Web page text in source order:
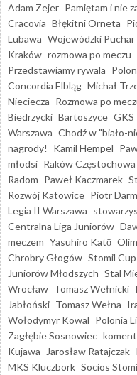
Adam Zejer Pamiętam i nie
Cracovia Błękitni Orneta
Lubawa Wojewódzki Puchar
Kraków rozmowa po meczu
Przedstawiamy rywala
Concordia Elbląg Michał
Nieciecza Rozmowa po
Biedrzycki Bartoszyce
Warszawa Chodź w "biało-
nagrody!
Kamil Hempel
młodsi Raków Częstochowa
Radom Paweł Kaczmarek
Rozwój Katowice Piotr
Legia II Warszawa
Centralna Liga Juniorów
meczem Yasuhiro Katō
Chrobry Głogów Stomil Cup
Juniorów Młodszych Stal
Wrocław Tomasz Wełnicki
Jabłoński Tomasz Wełna
Wołodymyr Kowal Polonia
Zagłębie Sosnowiec
Kujawa
Jarosław Ratajczak
MKS Kluczbork Socios